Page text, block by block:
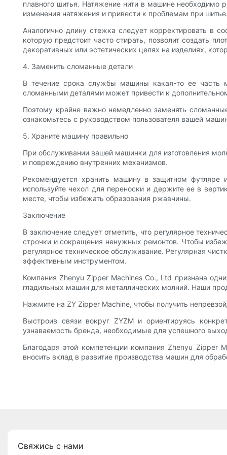
плавного шитья. Натяжение нити в машине необходимо
изменения натяжения и привести к проблемам при
Аналогично длину стежка следует корректировать в
которую предстоит часто стирать, позволит
декоративных или эстетических целях на изделиях,
4. Заменить сломанные детали
В течение срока службы машины какая-то ее часть
сломанными деталями может привести к
Поэтому крайне важно немедленно заменять
ознакомьтесь с руководством пользователя вашей
5. Храните машину правильно
При обслуживании вашей машинки для изготовления
и повреждению внутренних механизмов.
Рекомендуется хранить машину в защитном
используйте чехол для переноски и держите ее в
месте, чтобы избежать образования ржавчины.
Заключение
В заключение следует отметить, что регулярное
строчки и сокращения ненужных ремонтов. Чтобы
регулярное техническое обслуживание. Регулярная
эффективным инструментом.
Компания Zhenyu Zipper Machines Co., Ltd признана
гладильных машин для металлических молний. Наши
Нажмите на ZY Zipper Machine, чтобы получить
Выстроив связи вокруг ZYZM и ориентируясь
узнаваемость бренда, необходимые для успешного
Благодаря этой компетенции компания Zhenyu Zipper
вносить вклад в развитие производства машин для
Свяжись с нами